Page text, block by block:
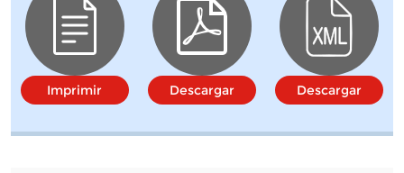
Imprimir Descargar Descargar